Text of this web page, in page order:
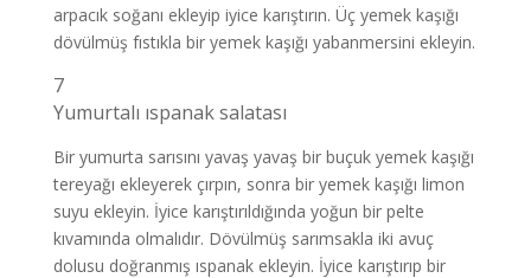
arpacık soğanı ekleyip iyice karıştırın. Üç yemek kaşığı
dövülmüş fıstıkla bir yemek kaşığı yabanmersini ekleyin.
7
Yumurtalı ıspanak salatası
Bir yumurta sarısını yavaş yavaş bir buçuk yemek kaşığı
tereyağı ekleyerek çırpın, sonra bir yemek kaşığı limon
suyu ekleyin. İyice karıştırıldığında yoğun bir pelte
kıvamında olmalıdır. Dövülmüş sarımsakla iki avuç
dolusu doğranmış ıspanak ekleyin. İyice karıştırıp bir